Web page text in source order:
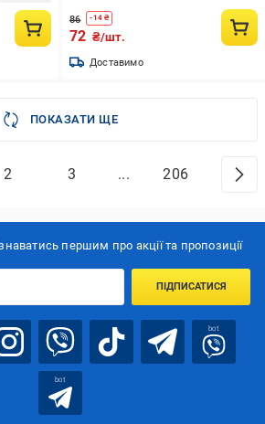
86 -14₴
72 ₴/шт.
Доставимо
ПОКАЗАТИ ЩЕ
2 3 ... 206
першим про акції та пропозиції
ПІДПИСАТИСЯ
bot
bot